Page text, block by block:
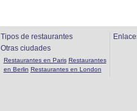
Tipos de restaurantes
Otras ciudades
Restaurantes en Paris Restaurantes
en Berlin Restaurantes en London